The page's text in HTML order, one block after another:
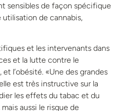
sensibles de façon spécifique
utilisation de cannabis,
et les intervenants dans
et la lutte contre le
et l’obésité. «Une des grandes
est très instructive sur la
les effets du tabac et du
aussi le risque de